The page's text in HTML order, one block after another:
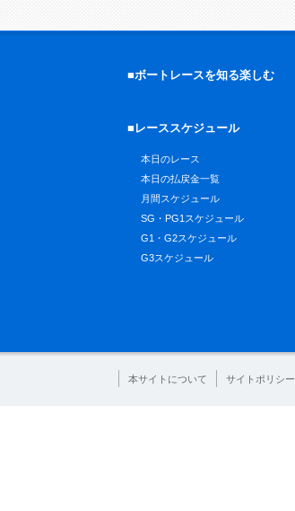
■ボートレースを知る楽しむ
■レーススケジュール
本日のレース
本日の払戻金一覧
月間スケジュール
SG・PG1スケジュール
G1・G2スケジュール
G3スケジュール
本サイトについて サイトポリシー